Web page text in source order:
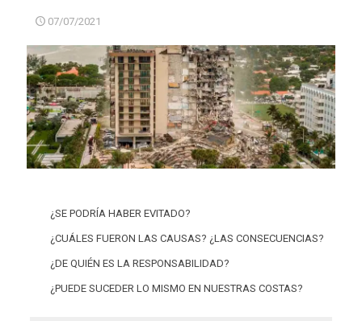
07/07/2021
¿SE PODRÍA HABER EVITADO?
¿CUÁLES FUERON LAS CAUSAS? ¿LAS CONSECUENCIAS?
¿DE QUIÉN ES LA RESPONSABILIDAD?
¿PUEDE SUCEDER LO MISMO EN NUESTRAS COSTAS?